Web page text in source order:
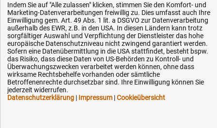
OEM-Ersatzteile
Technik-Hilfe
Downloads
Kontakt
Ihre Hytec-Hydraulik Vorteile
Indem Sie auf "Alle zulassen" klicken, stimmen Sie den Komfort- und
Marketing-Datenverarbeitungen freiwillig zu. Dies umfasst auch Ihre
Einwilligung gem. Art. 49 Abs. 1 lit. a DSGVO zur Datenverarbeitung
außerhalb des EWR, z.B. in den USA. In diesen Ländern kann trotz
sorgfältiger Auswahl und Verpflichtung der Dienstleister das hohe
europäische Datenschutzniveau nicht zwingend garantiert werden.
Sofern eine Datenübermittlung in die USA stattfindet, besteht bspw.
das Risiko, dass diese Daten von US-Behörden zu Kontroll- und
Überwachungszwecken verarbeitet werden können, ohne dass
wirksame Rechtsbehelfe vorhanden oder sämtliche
Betroffenenrechte durchsetzbar sind. Ihre Einwilligung können Sie
jederzeit widerrufen.
Datenschutzerklärung | Impressum |Cookieübersicht